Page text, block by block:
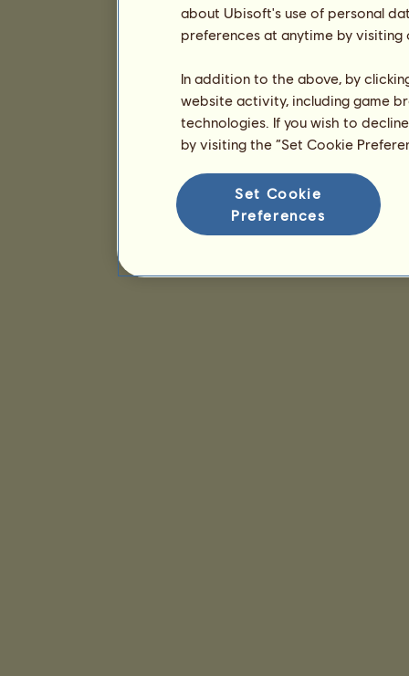
about Ubisoft's use of personal
preferences at anytime by
In addition to the above, by
website activity, including game
technologies. If you wish to
by visiting the “Set Cookie
Set Cookie
Preferences